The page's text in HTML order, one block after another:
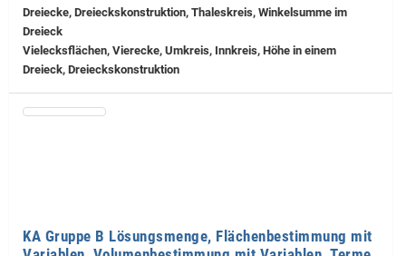
Dreiecke, Dreieckskonstruktion, Thaleskreis, Winkelsumme im
Dreieck
Vielecksflächen, Vierecke, Umkreis, Innkreis, Höhe in einem
Dreieck, Dreieckskonstruktion
KA Gruppe B Lösungsmenge, Flächenbestimmung mit